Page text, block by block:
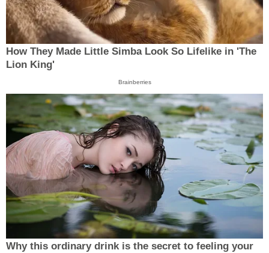
How They Made Little Simba Look So Lifelike in 'The
Lion King'
Brainberries
Why this ordinary drink is the secret to feeling your